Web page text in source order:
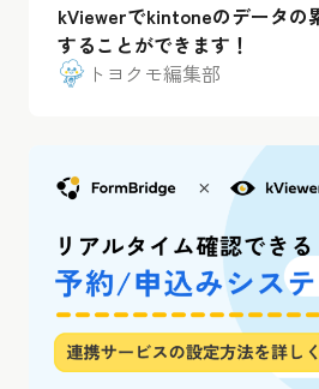
kViewerでkintoneのデータの
することができます！
トヨクモ編集部